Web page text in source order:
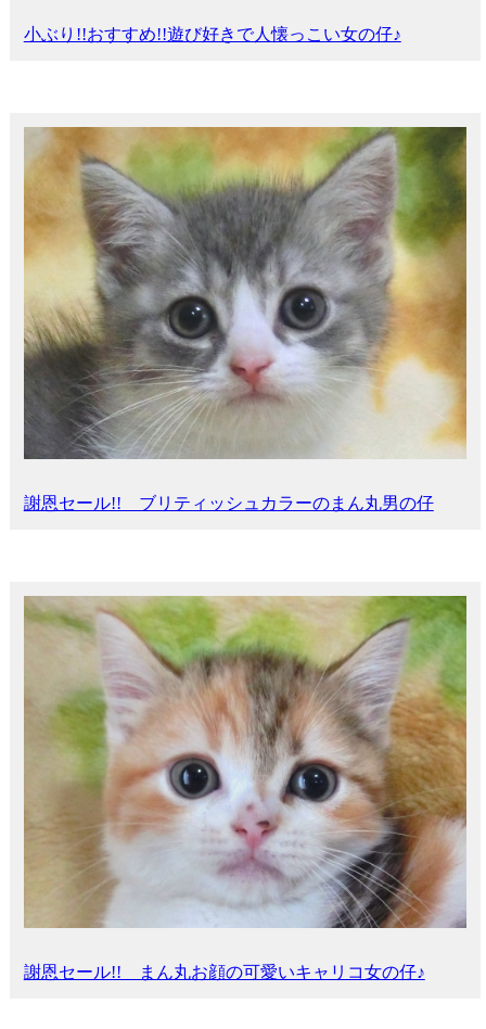
小ぶり!!おすすめ!!遊び好きで人懐っこい女の仔♪
謝恩セール!! ブリティッシュカラーのまん丸男の仔
謝恩セール!! まん丸お顔の可愛いキャリコ女の仔♪